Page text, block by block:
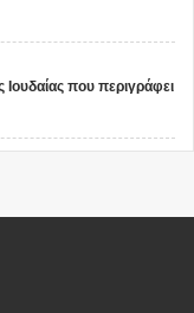
Ιουδαίας που περιγράφει